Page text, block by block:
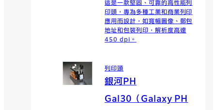
這是一款堅固、可靠的高性能列
印頭，專為多種工業和商業列印
應用而設計，如寬幅圖像、郵包
地址和包裝列印，解析度高達
450 dpi。
列印頭
銀河PH
Gal30（Galaxy PH